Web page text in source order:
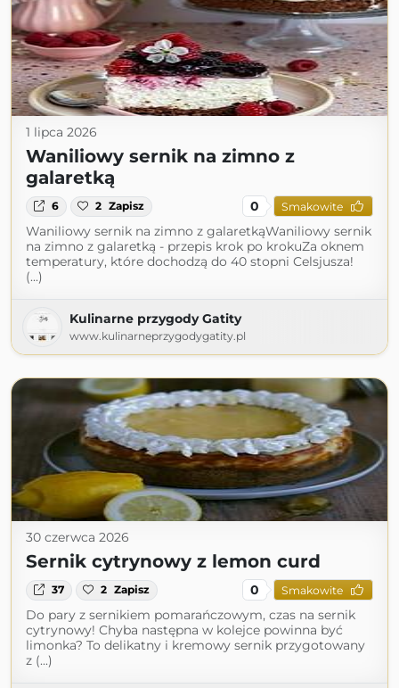
1 lipca 2026
Waniliowy sernik na zimno z
galaretką
6 2 Zapisz 0 Smakowite
Waniliowy sernik na zimno z galaretkąWaniliowy sernik
na zimno z galaretką - przepis krok po krokuZa oknem
temperatury, które dochodzą do 40 stopni Celsjusza!
(...)
Kulinarne przygody Gatity
www.kulinarneprzygodygatity.pl
30 czerwca 2026
Sernik cytrynowy z lemon curd
37 2 Zapisz 0 Smakowite
Do pary z sernikiem pomarańczowym, czas na sernik
cytrynowy! Chyba następna w kolejce powinna być
limonka? To delikatny i kremowy sernik przygotowany
z (...)